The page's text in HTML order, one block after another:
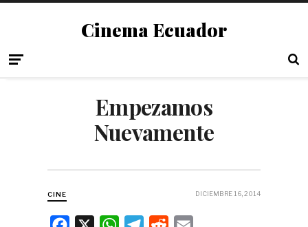
Cinema Ecuador
Empezamos
Nuevamente
CINE DICIEMBRE 16, 2014